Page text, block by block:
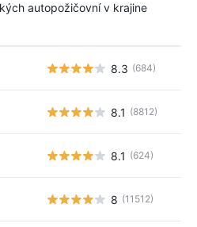
autopožičovní v krajine
8.3 (684)
8.1 (8812)
8.1 (624)
8 (11512)